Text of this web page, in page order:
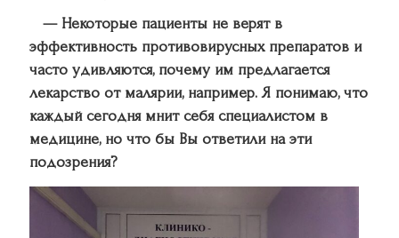
— Некоторые пациенты не верят в
эффективность противовирусных препаратов и
часто удивляются, почему им предлагается
лекарство от малярии, например. Я понимаю, что
каждый сегодня мнит себя специалистом в
медицине, но что бы Вы ответили на эти
подозрения?